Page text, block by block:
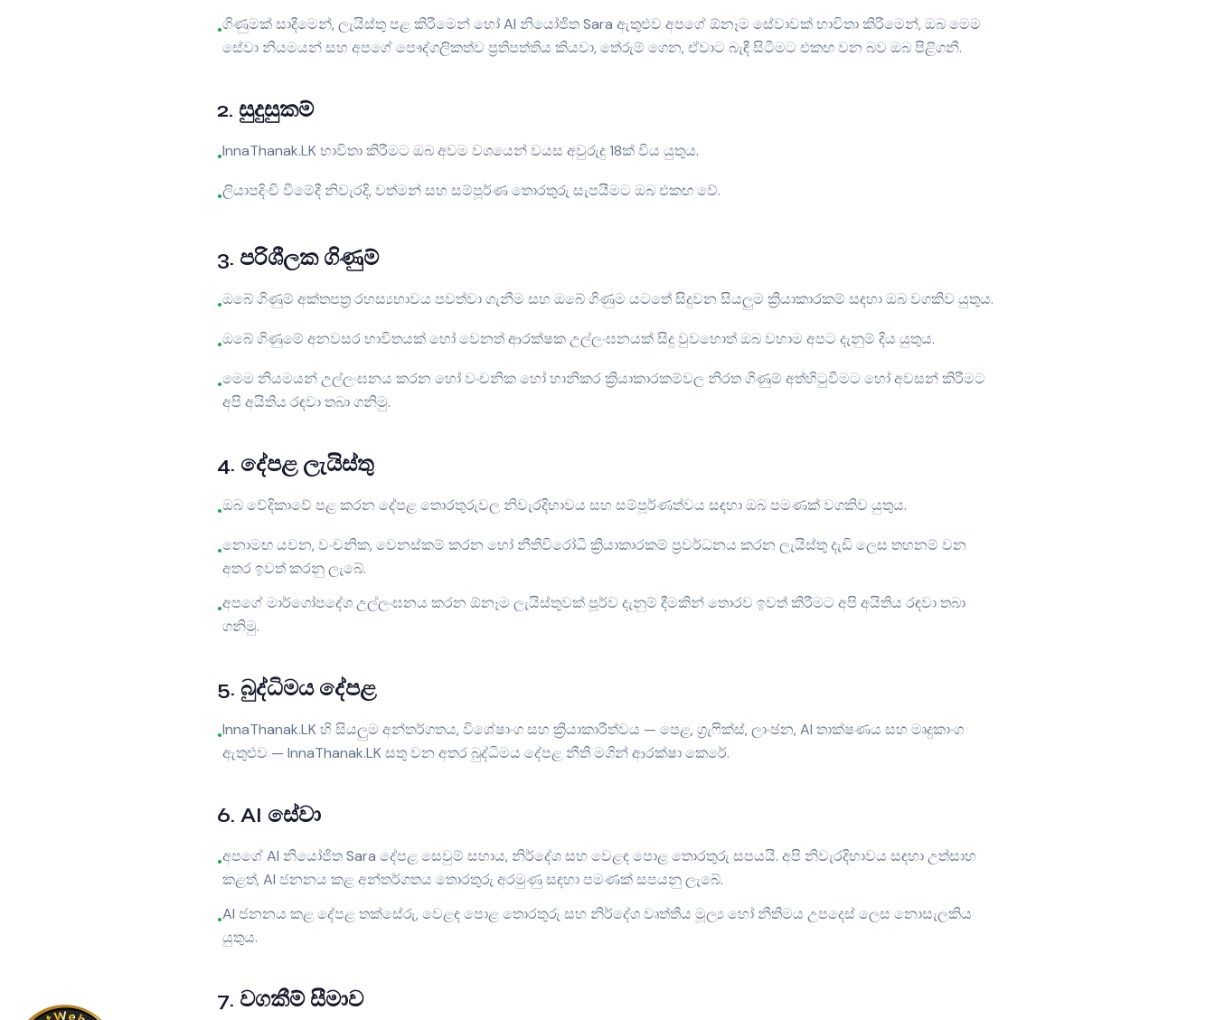
•ගිණුමක් සාදීමෙන්, ලැයිස්තු පළ කිරීමෙන් හෝ AI නියෝජිත Sara ඇතුළුව අපගේ ඕනෑම සේවාවක් භාවිතා කිරීමෙන්, ඔබ මෙම
සේවා නියමයන් සහ අපගේ පෞද්ගලිකත්ව ප්‍රතිපත්තිය කියවා, තේරුම් ගෙන, ඒවාට බැඳී සිටීමට එකඟ වන බව ඔබ පිළිගනී.
2. සුදුසුකම්
•InnaThanak.LK භාවිතා කිරීමට ඔබ අවම වශයෙන් වයස අවුරුදු 18ක් විය යුතුය.
•ලියාපදිංචි වීමේදී නිවැරදි, වත්මන් සහ සම්පූර්ණ තොරතුරු සැපයීමට ඔබ එකඟ වේ.
3. පරිශීලක ගිණුම්
•ඔබේ ගිණුම් අක්තපත්‍ර රහස්‍යභාවය පවත්වා ගැනීම සහ ඔබේ ගිණුම යටතේ සිදුවන සියලුම ක්‍රියාකාරකම් සඳහා ඔබ වගකිව යුතුය.
•ඔබේ ගිණුමේ අනවසර භාවිතයක් හෝ වෙනත් ආරක්ෂක උල්ලංඝනයක් සිදු වුවහොත් ඔබ වහාම අපට දැනුම් දිය යුතුය.
•මෙම නියමයන් උල්ලංඝනය කරන හෝ වංචනික හෝ හානිකර ක්‍රියාකාරකම්වල නිරත ගිණුම් අත්හිටුවීමට හෝ අවසන් කිරීමට
අපි අයිතිය රඳවා තබා ගනිමු.
4. දේපළ ලැයිස්තු
•ඔබ වේදිකාවේ පළ කරන දේපළ තොරතුරුවල නිවැරදිභාවය සහ සම්පූර්ණත්වය සඳහා ඔබ පමණක් වගකිව යුතුය.
•නොමඟ යවන, වංචනික, වෙනස්කම් කරන හෝ නීතිවිරෝධී ක්‍රියාකාරකම් ප්‍රවර්ධනය කරන ලැයිස්තු දැඩි ලෙස තහනම් වන
අතර ඉවත් කරනු ලැබේ.
•අපගේ මාර්ගෝපදේශ උල්ලංඝනය කරන ඕනෑම ලැයිස්තුවක් පූර්ව දැනුම් දීමකින් තොරව ඉවත් කිරීමට අපි අයිතිය රඳවා තබා
ගනිමු.
5. බුද්ධිමය දේපළ
•InnaThanak.LK හි සියලුම අන්තර්ගතය, විශේෂාංග සහ ක්‍රියාකාරීත්වය — පෙළ, ග්‍රැෆික්ස්, ලාංඡන, AI තාක්ෂණය සහ මෘදුකාංග
ඇතුළුව — InnaThanak.LK සතු වන අතර බුද්ධිමය දේපළ නීති මගින් ආරක්ෂා කෙරේ.
6. AI සේවා
•අපගේ AI නියෝජිත Sara දේපළ සෙවුම් සහාය, නිර්දේශ සහ වෙළඳ පොළ තොරතුරු සපයයි. අපි නිවැරදිභාවය සඳහා උත්සාහ
කළත්, AI ජනනය කළ අන්තර්ගතය තොරතුරු අරමුණු සඳහා පමණක් සපයනු ලැබේ.
•AI ජනනය කළ දේපළ තක්සේරු, වෙළඳ පොළ තොරතුරු සහ නිර්දේශ වෘත්තීය මූල්‍ය හෝ නීතිමය උපදෙස් ලෙස නොසැලකිය
යුතුය.
7. වගකීම් සීමාව